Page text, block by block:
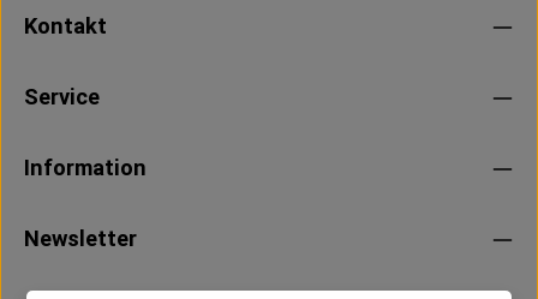
Kontakt
Service
Information
Newsletter